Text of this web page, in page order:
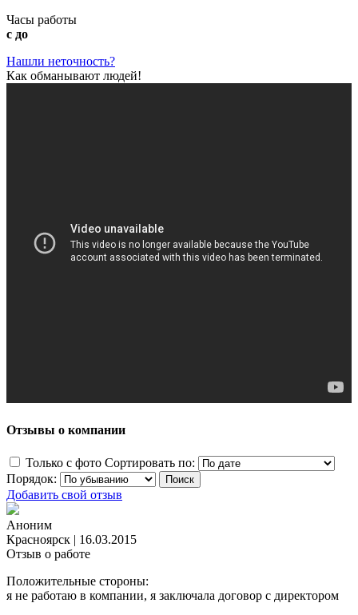
Часы работы
с до
Нашли неточность?
Как обманывают людей!
Отзывы о компании
Только с фото Сортировать по:
Порядок:
Добавить свой отзыв
Аноним
Красноярск | 16.03.2015
Отзыв о работе
Положительные стороны:
я не работаю в компании, я заключала договор с директором